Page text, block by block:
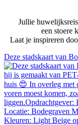
Jullie
een stoere
Laat je inspireren
Deze stadskaart van